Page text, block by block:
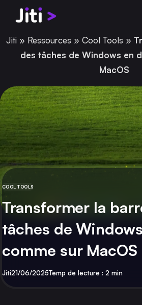
Aller au contenu
Jiti » Ressources » Cool Tools »
des tâches de Windows en
MacOS
CATÉGORIE
COOL TOOLS
Transformer la
tâches de
comme sur MacOS
Par
JitiPublié
21/06/2025Temp de lecture : 2 min